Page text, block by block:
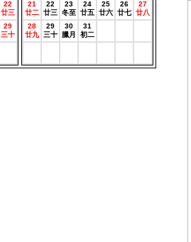
22
廿三
29
三十
21
廿二
22
廿三
23
冬至
24
廿五
25
廿六
26
廿七
27
廿八
28
廿九
29
三十
30
臘月
31
初二